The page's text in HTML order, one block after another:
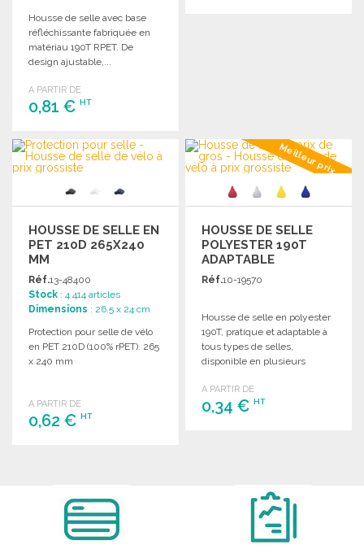
Housse de selle avec base
réfléchissante fabriquée en
matériau 190T RPET. De
design ajustable,...
A PARTIR DE
0,81 € HT
COMMANDER
Demander un devis
HOUSSE DE SELLE EN
PET 210D 265X240
MM
Réf.13-48400
Stock : 4 414 articles
Dimensions : 26.5 x 24 cm
Protection pour selle de vélo
en PET 210D (100% rPET). 265
x 240 mm
A PARTIR DE
0,62 € HT
Meilleur prix
HOUSSE DE SELLE
POLYESTER 190T
ADAPTABLE
Réf.10-19570
Housse de selle en polyester
190T, pratique et adaptable à
tous types de selles,
disponible en plusieurs
A PARTIR DE
0,34 €HT